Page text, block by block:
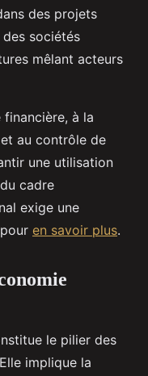
des projets
des sociétés
mêlant acteurs
financière, à la
au contrôle de
une utilisation
cadre
exige une
en savoir plus.
le pilier des
implique la